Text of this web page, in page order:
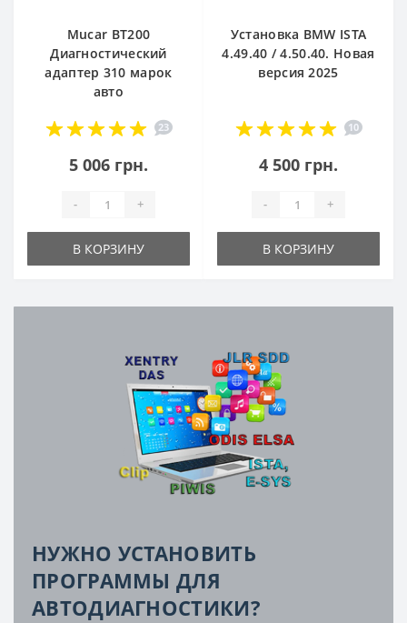
Mucar BT200
Диагностический
адаптер 310 марок
авто
23
5 006 грн.
- +
В КОРЗИНУ
Установка BMW ISTA
4.49.40 / 4.50.40. Новая
версия 2025
10
4 500 грн.
- +
В КОРЗИНУ
НУЖНО УСТАНОВИТЬ
ПРОГРАММЫ ДЛЯ
АВТОДИАГНОСТИКИ?